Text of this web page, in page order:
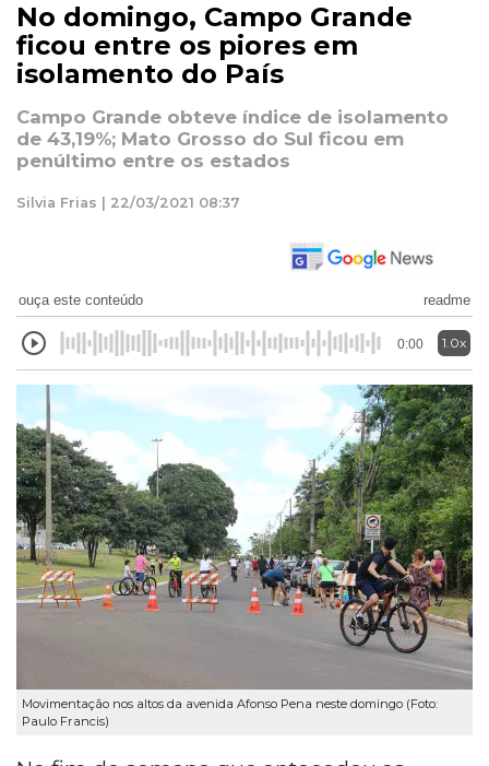
No domingo, Campo Grande
ficou entre os piores em
isolamento do País
Campo Grande obteve índice de isolamento
de 43,19%; Mato Grosso do Sul ficou em
penúltimo entre os estados
Silvia Frias | 22/03/2021 08:37
ouça este conteúdo readme
0:00 1.0x
Movimentação nos altos da avenida Afonso Pena neste domingo (Foto:
Paulo Francis)